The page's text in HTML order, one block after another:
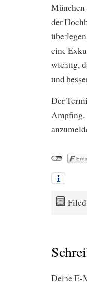
München
der
eine
wichtig,
und
Der
Ampfing.
Deine E-